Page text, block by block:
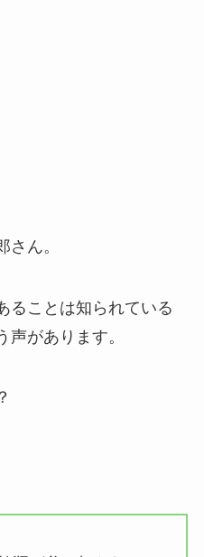
ん。
ることは知られている
声があります。